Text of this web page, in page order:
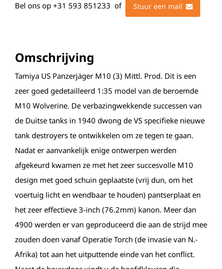
Bel ons op +31 593 851233 of Stuur een mail
Omschrijving
Tamiya US Panzerjäger M10 (3) Mittl. Prod. Dit is een
zeer goed gedetailleerd 1:35 model van de beroemde
M10 Wolverine. De verbazingwekkende successen van
de Duitse tanks in 1940 dwong de VS specifieke nieuwe
tank destroyers te ontwikkelen om ze tegen te gaan.
Nadat er aanvankelijk enige ontwerpen werden
afgekeurd kwamen ze met het zeer succesvolle M10
design met goed schuin geplaatste (vrij dun, om het
voertuig licht en wendbaar te houden) pantserplaat en
het zeer effectieve 3-inch (76.2mm) kanon. Meer dan
4900 werden er van geproduceerd die aan de strijd mee
zouden doen vanaf Operatie Torch (de invasie van N.-
Afrika) tot aan het uitputtende einde van het conflict.